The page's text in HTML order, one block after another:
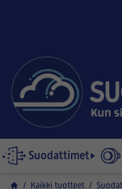
Suodattimet
/ Kaikki tuotteet /